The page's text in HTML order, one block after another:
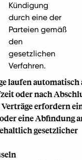
Kündigung
durch eine der
Parteien gemäß
den
gesetzlichen
Verfahren.
laufen automatisch
oder nach
erfordern
eine Abfindung
gesetzlicher